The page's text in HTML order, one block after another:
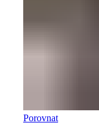
Porovnat